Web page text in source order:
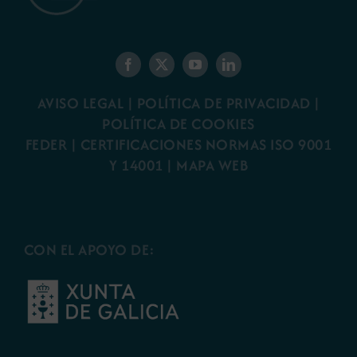
AVISO LEGAL | POLÍTICA DE PRIVACIDAD |
POLÍTICA DE COOKIES
FEDER | CERTIFICACIONES NORMAS ISO 9001
Y 14001 | MAPA WEB
CON EL APOYO DE: